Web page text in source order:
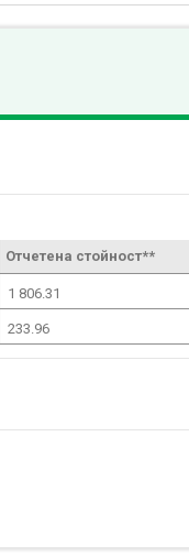
Отчетена стойност**
1 806.31
233.96